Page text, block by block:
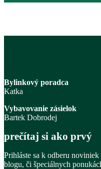
Bylinkový poradca
Katka
Vybavovanie zásielok
Bartek Dobrodej
prečítaj si ako prvý
Prihláste sa k odberu
blogu, či špeciálnych